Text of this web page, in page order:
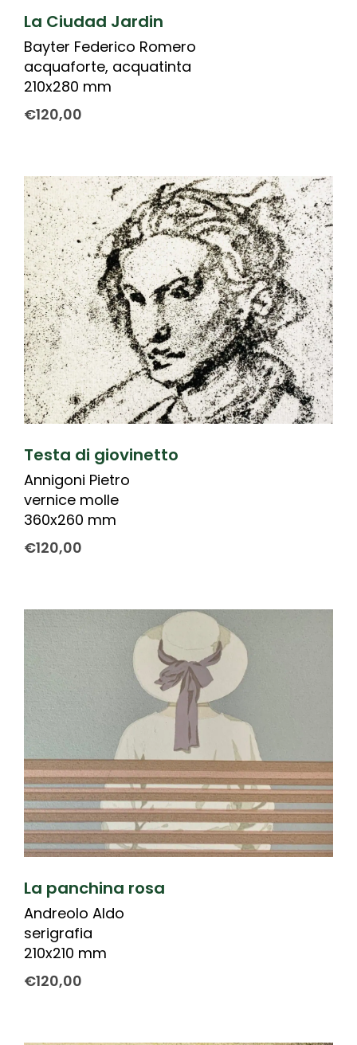
La Ciudad Jardin
Bayter Federico Romero
acquaforte, acquatinta
210x280 mm
€120,00
Testa di giovinetto
Annigoni Pietro
vernice molle
360x260 mm
€120,00
La panchina rosa
Andreolo Aldo
serigrafia
210x210 mm
€120,00